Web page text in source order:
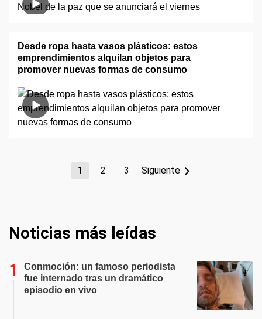
Desde ropa hasta vasos plásticos: estos
emprendimientos alquilan objetos para
promover nuevas formas de consumo
1 2 3 Siguiente
Noticias más leídas
Conmoción: un famoso periodista
fue internado tras un dramático
episodio en vivo